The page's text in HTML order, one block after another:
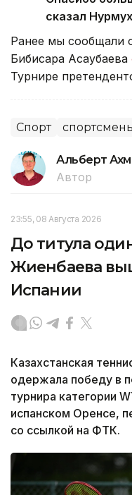
сказал
Ранее мы сообщали
Бибисара Асаубаева
Турнире
Спорт
Альберт
Автор
23:55, 08 Августа 2026
До титула
Жиенбаева
Испании
Казахстанская
одержала победу в
турнира категории
испанском Оренсе,
со ссылкой на ФТК.